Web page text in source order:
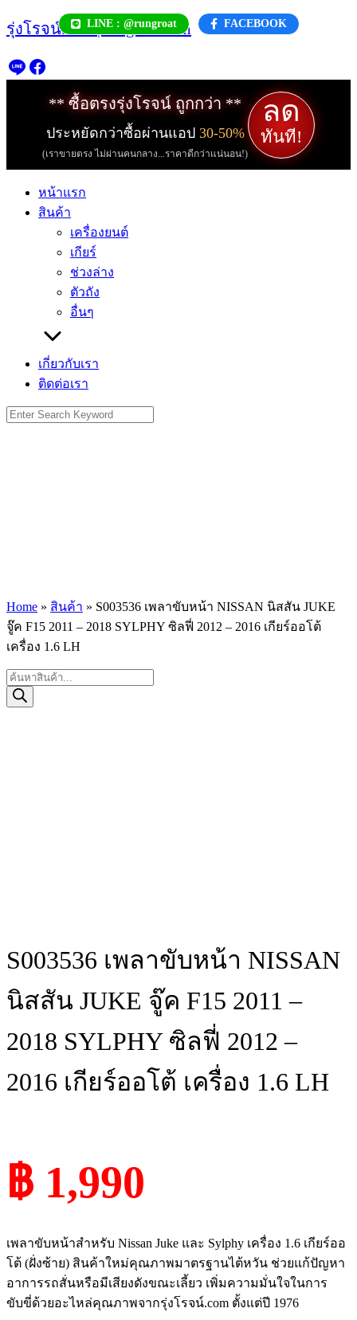
Skip
to
LINE : @rungroat FACEBOOK
รุ่งโรจน์.com | rungroat.com
** ซื้อตรงรุ่งโรจน์ ถูกกว่า **
ประหยัดกว่าซื้อผ่านแอป 30-50%
(เราขายตรง ไม่ผ่านคนกลาง...ราคาดีกว่าแน่นอน!)
ลด
ทันที!
หน้าแรก
สินค้า
เครื่องยนต์
เกียร์
ช่วงล่าง
ตัวถัง
อื่นๆ
เกี่ยวกับเรา
ติดต่อเรา
Search
for:
Home » สินค้า » S003536 เพลาขับหน้า NISSAN นิสสัน JUKE
จู๊ค F15 2011 – 2018 SYLPHY ซิลฟี่ 2012 – 2016 เกียร์ออโต้
เครื่อง 1.6 LH
Products
search
S003536 เพลาขับหน้า NISSAN
นิสสัน JUKE จู๊ค F15 2011 –
2018 SYLPHY ซิลฟี่ 2012 –
2016 เกียร์ออโต้ เครื่อง 1.6 LH
฿ 1,990
เพลาขับหน้าสำหรับ Nissan Juke และ Sylphy เครื่อง 1.6 เกียร์ออ
โต้ (ฝั่งซ้าย) สินค้าใหม่คุณภาพมาตรฐานไต้หวัน ช่วยแก้ปัญหา
อาการรถสั่นหรือมีเสียงดังขณะเลี้ยว เพิ่มความมั่นใจในการ
ขับขี่ด้วยอะไหล่คุณภาพจากรุ่งโรจน์.com ตั้งแต่ปี 1976